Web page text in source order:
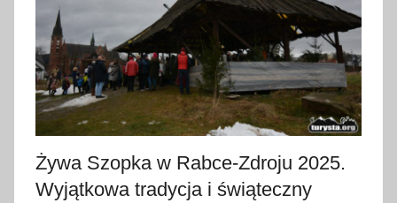
n
i
a
2
0
2
6
Żywa Szopka w Rabce-Zdroju 2025.
Wyjątkowa tradycja i świąteczny